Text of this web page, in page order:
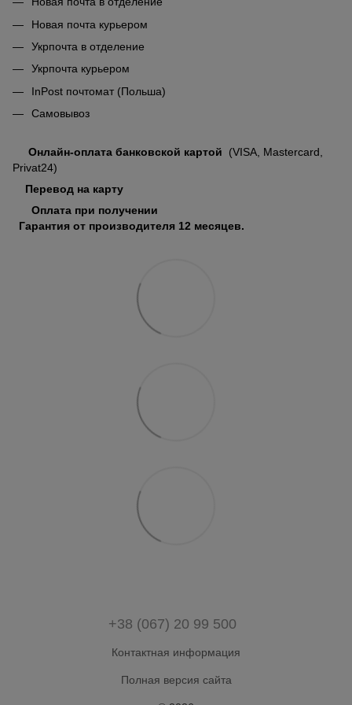
Новая почта курьером
Укрпочта в отделение
Укрпочта курьером
InPost почтомат (Польша)
Самовывоз
Онлайн-оплата банковской картой
(VISA, Mastercard,
Privat24)
Перевод на карту
Оплата при получении
Гарантия от производителя 12 месяцев.
+38 (067) 20 99 500
Контактная информация
Полная версия сайта